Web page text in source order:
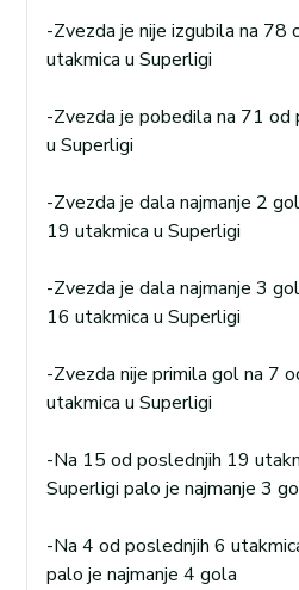
-Zvezda je nije izgubila na 78
utakmica u Superligi
-Zvezda je pobedila na 71 od
u Superligi
-Zvezda je dala najmanje 2
19 utakmica u Superligi
-Zvezda je dala najmanje 3
16 utakmica u Superligi
-Zvezda nije primila gol na 7
utakmica u Superligi
-Na 15 od poslednjih 19
Superligi palo je najmanje 3
-Na 4 od poslednjih 6
palo je najmanje 4 gola